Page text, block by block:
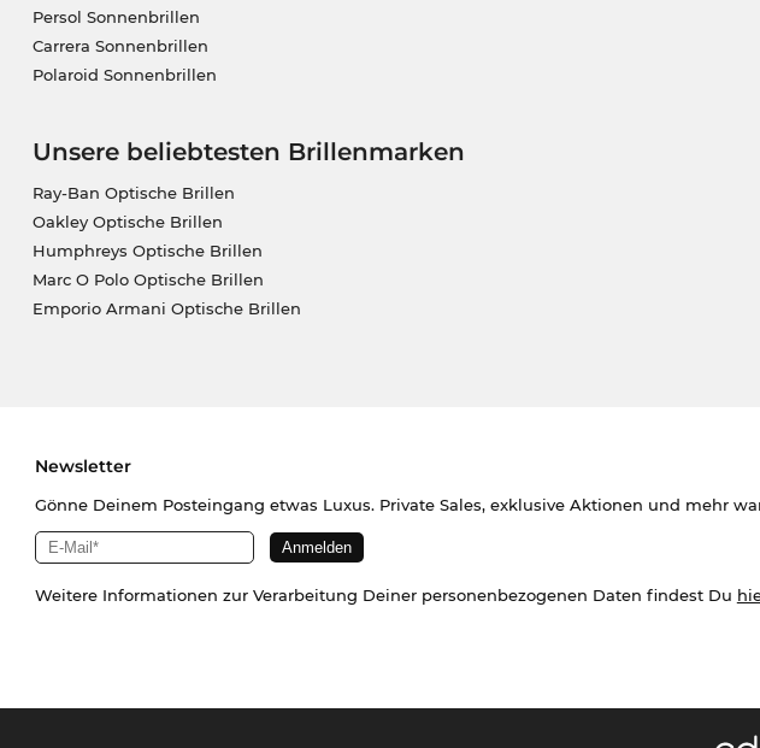
Persol Sonnenbrillen
Carrera Sonnenbrillen
Polaroid Sonnenbrillen
Unsere beliebtesten Brillenmarken
Ray-Ban Optische Brillen
Oakley Optische Brillen
Humphreys Optische Brillen
Marc O Polo Optische Brillen
Emporio Armani Optische Brillen
Newsletter
Gönne Deinem Posteingang etwas Luxus. Private Sales, exklusive Aktionen und mehr
Weitere Informationen zur Verarbeitung Deiner personenbezogenen Daten findest Du